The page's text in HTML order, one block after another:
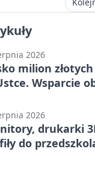
2026
milion
Wsparcie
2026
drukarki
do